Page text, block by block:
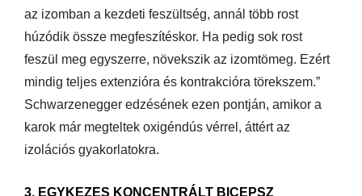
az izomban a kezdeti feszültség, annál több rost
húzódik össze megfeszítéskor. Ha pedig sok rost
feszül meg egyszerre, növekszik az izomtömeg. Ezért
mindig teljes extenzióra és kontrakcióra törekszem.”
Schwarzenegger edzésének ezen pontján, amikor a
karok már megteltek oxigéndús vérrel, áttért az
izolációs gyakorlatokra.
3. EGYKEZES KONCENTRÁLT BICEPSZ